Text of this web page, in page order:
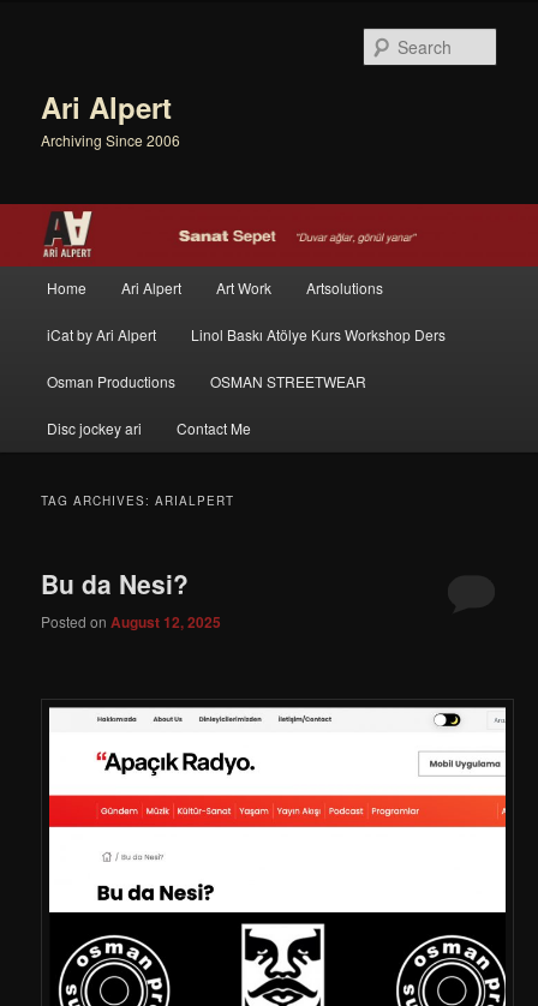
Ari Alpert
Archiving Since 2006
Skip to primary content
Skip to secondary content
Home Ari Alpert Art Work Artsolutions
iCat by Ari Alpert Linol Baskı Atölye Kurs Workshop Ders
Osman Productions OSMAN STREETWEAR
Disc jockey ari Contact Me
TAG ARCHIVES:ARIALPERT
Bu da Nesi?
Posted onAugust 12, 2025